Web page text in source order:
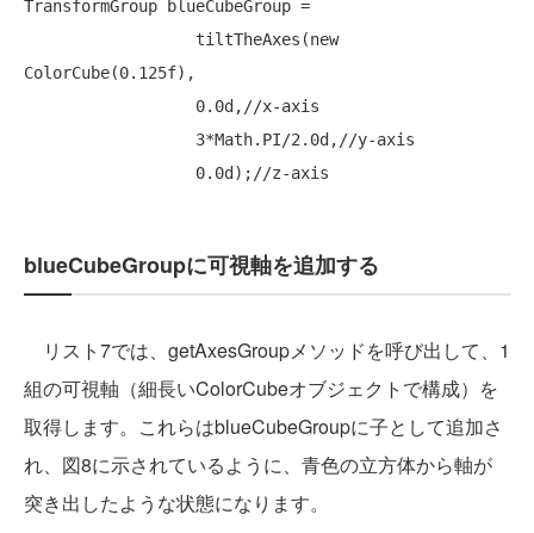
TransformGroup blueCubeGroup =
                  tiltTheAxes(
new
ColorCube(0.125f),
                  0.0d,
//x-axis
                  3*Math.PI/2.0d,
//y-axis
                  0.0d);
//z-axis
blueCubeGroupに可視軸を追加する
リスト7では、getAxesGroupメソッドを呼び出して、1
組の可視軸（細長いColorCubeオブジェクトで構成）を
取得します。これらはblueCubeGroupに子として追加さ
れ、図8に示されているように、青色の立方体から軸が
突き出したような状態になります。